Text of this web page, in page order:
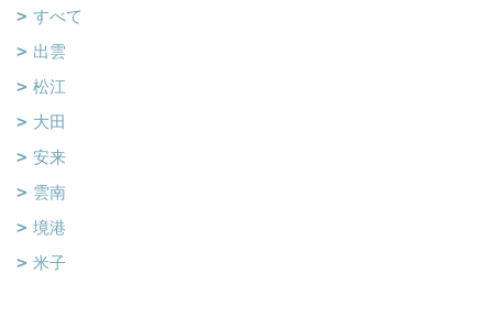
すべて
出雲
松江
大田
安来
雲南
境港
米子